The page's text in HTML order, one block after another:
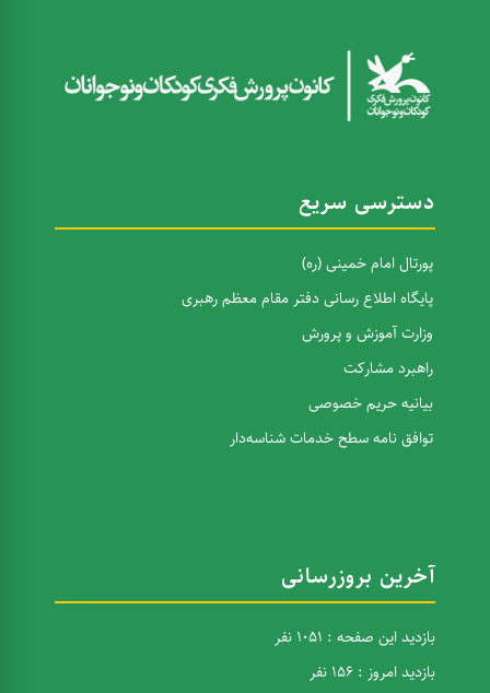
دسترسی سریع
پورتال امام خمینی (ره)
پایگاه اطلاع رسانی دفتر مقام معظم رهبری
وزارت آموزش و پرورش
راهبرد مشارکت
بیانیه حریم خصوصی
توافق نامه سطح خدمات شناسه‌دار
آخرین بروزرسانی
بازدید این صفحه : 1051 نفر
بازدید امروز : 156 نفر